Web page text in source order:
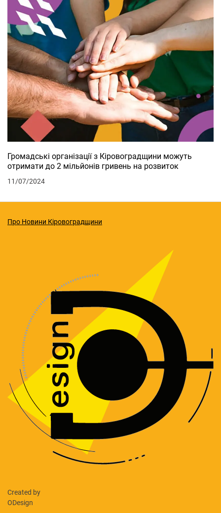
Громадські організації з Кіровоградщини можуть
отримати до 2 мільйонів гривень на розвиток
11/07/2024
Про Новини Кіровоградщини
Created by
ODesign